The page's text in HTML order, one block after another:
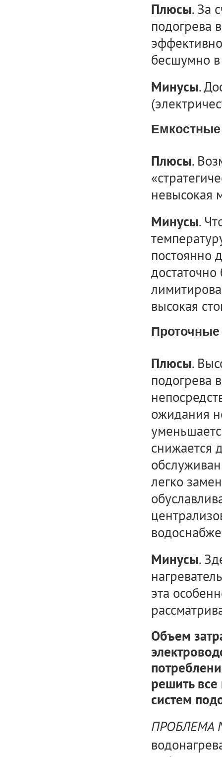
Плюсы. За
подогрева
бесшумно в
Минусы.
Емкостные
Плюсы.
невысокая
Минусы.
постоянно
высокая
Проточные
Плюсы.
подогрева
ожидания
снижается
легко
Минусы.
эта
Объем
решить
систем
ПРОБЛЕМА